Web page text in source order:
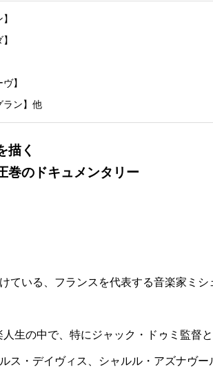
】
ラン】他
描く
巻のドキュメンタリー
ている、フランスを代表する音楽家ミシ
生の中で、特にジャック・ドゥミ監督
ス・デイヴィス、シャルル・アズナヴー